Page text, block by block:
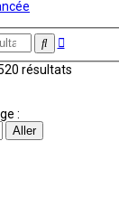
Rechercher
Recherche
résultats
: